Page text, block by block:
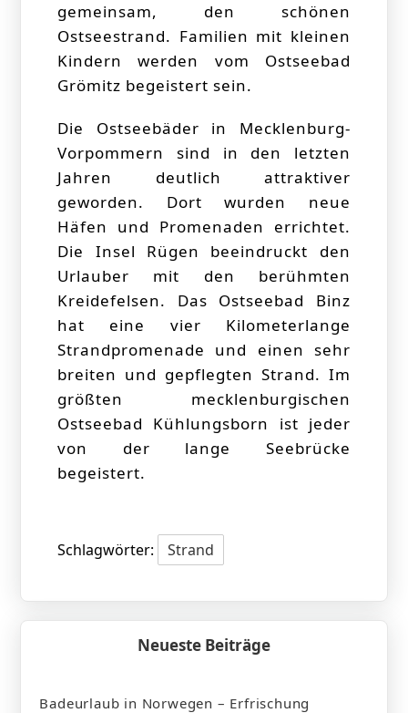
gemeinsam, den schönen
Ostseestrand. Familien mit kleinen
Kindern werden vom Ostseebad
Grömitz begeistert sein.
Die Ostseebäder in Mecklenburg-
Vorpommern sind in den letzten
Jahren deutlich attraktiver
geworden. Dort wurden neue
Häfen und Promenaden errichtet.
Die Insel Rügen beeindruckt den
Urlauber mit den berühmten
Kreidefelsen. Das Ostseebad Binz
hat eine vier Kilometerlange
Strandpromenade und einen sehr
breiten und gepflegten Strand. Im
größten mecklenburgischen
Ostseebad Kühlungsborn ist jeder
von der lange Seebrücke
begeistert.
Schlagwörter: Strand
Neueste Beiträge
Badeurlaub in Norwegen – Erfrischung